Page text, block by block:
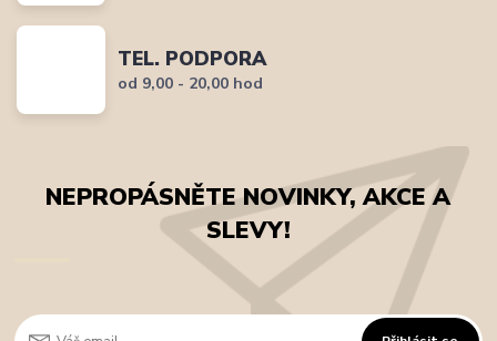
TEL. PODPORA
od 9,00 - 20,00 hod
NEPROPÁSNĚTE NOVINKY, AKCE A
SLEVY!